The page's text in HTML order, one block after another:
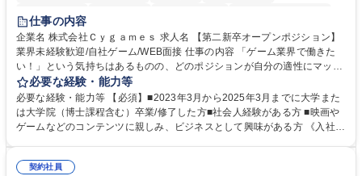
住宅手当あり
交通費支給
土日祝休み 服装自由 昼食補助あり
第二新卒歓迎
食事補助あり
仕事の内容
企業名 株式会社Ｃｙｇａｍｅｓ 求人名 【第二新卒オープンポジション】
業界未経験歓迎/自社ゲーム/WEB面接 仕事の内容 「ゲーム業界で働きた
い！」という気持ちはあるものの、どのポジションが自分の適性にマッチ
しているか悩んでいる方が対象となります！ 総合職（プランナー/データ
アナリストなど）、技術職（開発エンジニ ア/インフラエンジニアな
ど）、デザイン職（デザイナー/イラストレ ーターなど）等から、面接で
ご希望と適正にマッチしたポジションをご案内いたします。ゲームやエン
のご応募をお待ちしております。 募集職種 【第二新卒オープンポジショ
必要な経験・能力等
必要な経験・能力等 【必須】■2023年3月から2025年3月までに大学また
は大学院（博士課程含む）卒業/修了した方■社会人経験がある方 ■映画や
ゲームなどのコンテンツに親しみ、ビジネスとして興味がある方 《入社実
契約社員